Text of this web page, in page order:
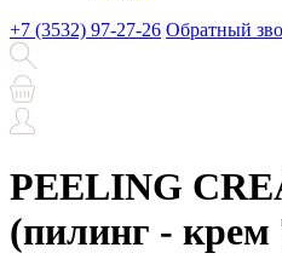
+7 (3532) 97-27-26 Обратный
PEELING
(пилинг - крем